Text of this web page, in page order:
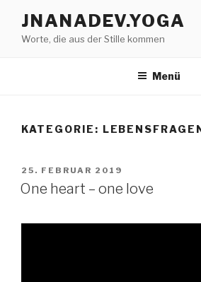
Inhalt
springen
JNANADEV.YOGA
Worte, die aus der Stille kommen
Menü
KATEGORIE:
VERÖFFENTLICHT
AM
25. FEBRUAR 2019
One heart – one love